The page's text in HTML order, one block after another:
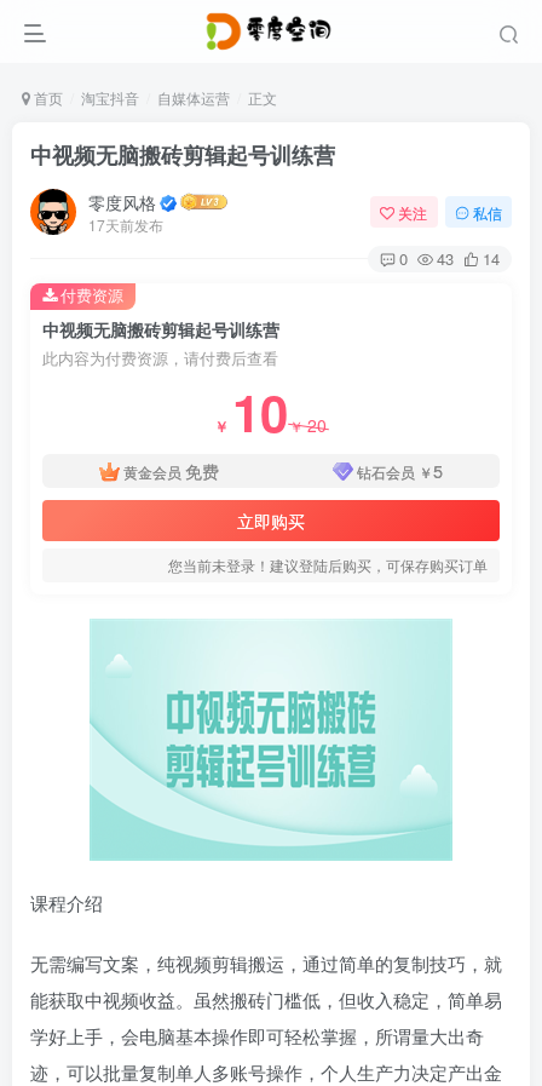
首页 淘宝抖音 自媒体运营 正文
中视频无脑搬砖剪辑起号训练营
零度风格
17天前发布
关注 私信
0 43 14
中视频无脑搬砖剪辑起号训练营
此内容为付费资源，请付费后查看
￥ 10￥20
黄金会员 免费 钻石会员 ￥5
立即购买
您当前未登录！建议登陆后购买，可保存购买订单
付费资源
课程介绍
无需编写文案，纯视频剪辑搬运，通过简单的复制技巧，就
能获取中视频收益。虽然搬砖门槛低，但收入稳定，简单易
学好上手，会电脑基本操作即可轻松掌握，所谓量大出奇
迹，可以批量复制单人多账号操作，个人生产力决定产出金